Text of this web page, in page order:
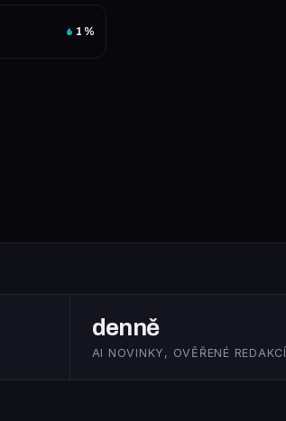
1 %
denně
AI NOVINKY, OVĚŘENÉ REDAKCÍ